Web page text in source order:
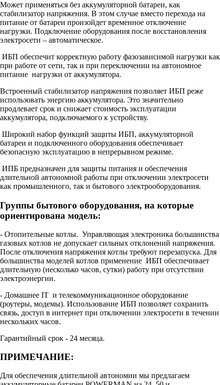
Может применяться без аккумуляторной батареи, как
стабилизатор напряжения. В этом случае вместо перехода на
питание от батареи произойдет временное отключение
нагрузки. Подключение оборудования после восстановления
электросети – автоматическое.
ИБП обеспечит корректную работу фазозависимой нагрузки как
при работе от сети, так и при переключении на автономное
питание нагрузки от аккумулятора.
Встроенный стабилизатор напряжения позволяет ИБП реже
использовать энергию аккумулятора. Это значительно
продлевает срок и снижает стоимость эксплуатации
аккумулятора, подключаемого к устройству.
Широкий набор функций защиты ИБП, аккумуляторной
батареи и подключенного оборудования обеспечивает
безопасную эксплуатацию в непрерывном режиме.
ИПБ предназначен для защиты питания и обеспечения
длительной автономной работы при отключении электросети
как промышленного, так и бытового электрооборудования.
Группы бытового оборудования, на которые
ориентирована модель:
- Отопительные котлы. Управляющая электроника большинства
газовых котлов не допускает сильных отклонений напряжения.
После отключения напряжения котлы требуют перезапуска. Для
большинства моделей котлов применение ИБП обеспечивает
длительную (несколько часов, сутки) работу при отсутствии
электроэнергии.
- Домашнее IT и телекоммуникационное оборудование
(роутеры, модемы). Использование ИБП позволяет сохранить
связь, доступ в интернет при отключении электросети в течении
нескольких часов.
Гарантийный срок - 24 месяца.
ПРИМЕЧАНИЕ:
Для обеспечения длительной автономии мы предлагаем